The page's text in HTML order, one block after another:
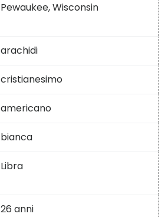
Pewaukee, Wisconsin
arachidi
cristianesimo
americano
bianca
Libra
26 anni